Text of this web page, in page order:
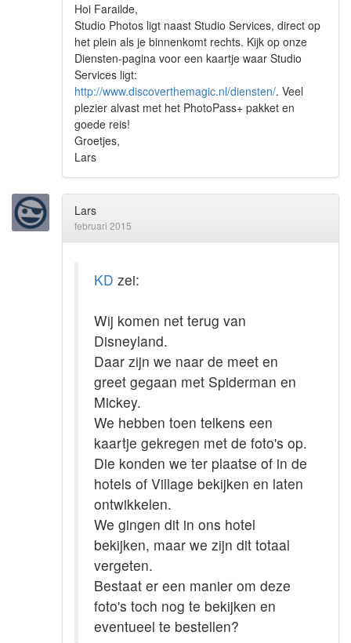
Hoi Farailde,
Studio Photos ligt naast Studio Services, direct op
het plein als je binnenkomt rechts. Kijk op onze
Diensten-pagina voor een kaartje waar Studio
Services ligt:
http://www.discoverthemagic.nl/diensten/. Veel
plezier alvast met het PhotoPass+ pakket en
goede reis!
Groetjes,
Lars
Lars
februari 2015
KD zei:
Wij komen net terug van
Disneyland.
Daar zijn we naar de meet en
greet gegaan met Spiderman en
Mickey.
We hebben toen telkens een
kaartje gekregen met de foto's op.
Die konden we ter plaatse of in de
hotels of Village bekijken en laten
ontwikkelen.
We gingen dit in ons hotel
bekijken, maar we zijn dit totaal
vergeten.
Bestaat er een manier om deze
foto's toch nog te bekijken en
eventueel te bestellen?